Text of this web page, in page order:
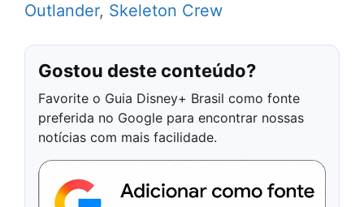
Outlander, Skeleton Crew
Gostou deste conteúdo?
Favorite o Guia Disney+ Brasil como fonte
preferida no Google para encontrar nossas
notícias com mais facilidade.